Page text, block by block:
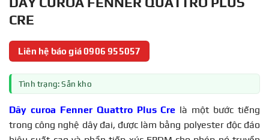
CRE
Liên hệ báo giá 0906 955057
Tình trạng: Sẵn kho
Dây curoa Fenner Quattro Plus Cre là một bước tiếng
trong công nghệ dây đai, được làm bằng polyester độc đáo